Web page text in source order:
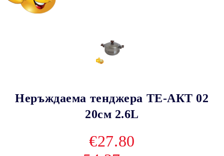
Неръждаема тенджера ТЕ-АКТ 02
20см 2.6L
€27.80